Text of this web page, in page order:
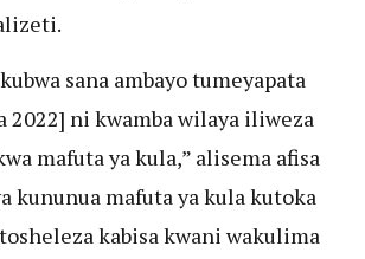
sana ambayo tumeyapata
2022] ni kwamba wilaya iliweza
mafuta ya kula,” alisema afisa
kununua mafuta ya kula kutoka
kabisa kwani wakulima